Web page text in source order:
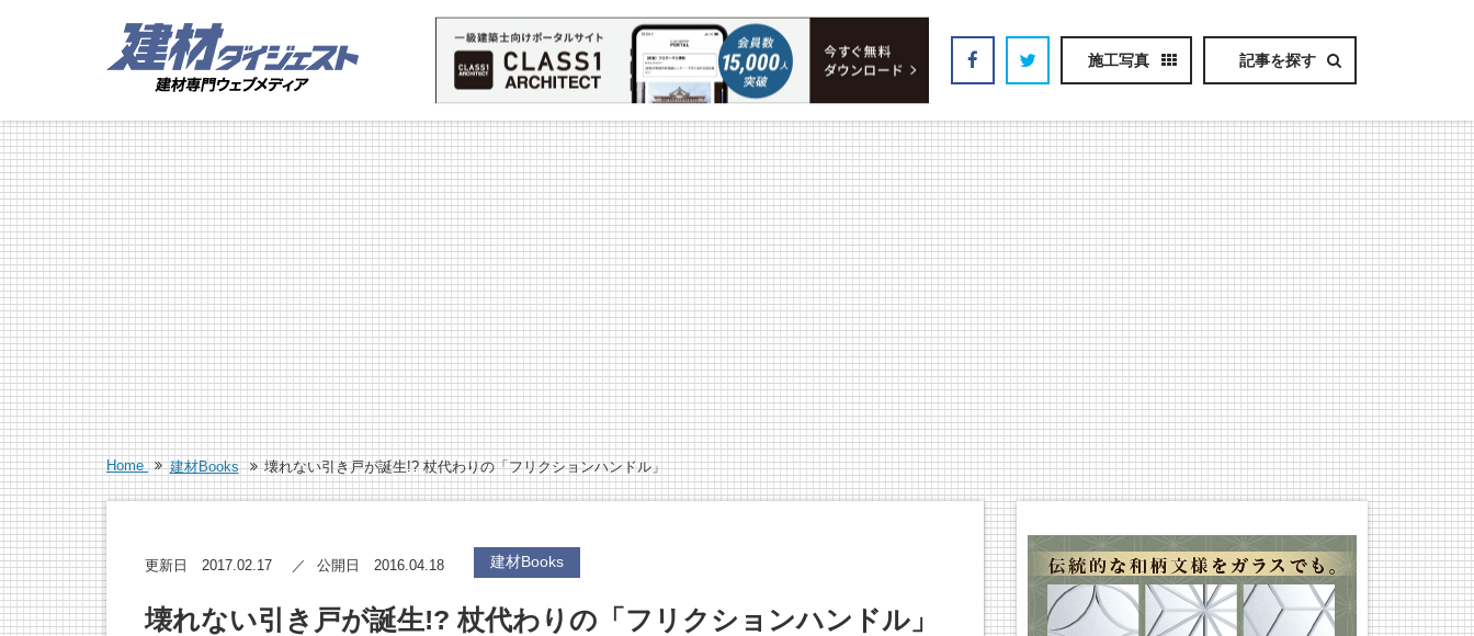
施工写真 記事を探す
Home 建材Books 壊れない引き戸が誕生!? 杖代わりの「フリクションハンドル」
更新日 2017.02.17 公開日 2016.04.18 建材Books
壊れない引き戸が誕生!? 杖代わりの「フリクションハンドル」